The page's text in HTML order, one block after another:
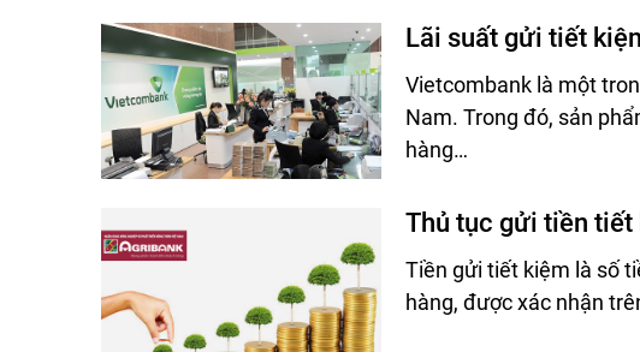
Lãi suất gửi tiết
Vietcombank là một
Nam. Trong đó, sản
hàng…
Thủ tục gửi tiền tiết
Tiền gửi tiết kiệm là số
hàng, được xác nhận